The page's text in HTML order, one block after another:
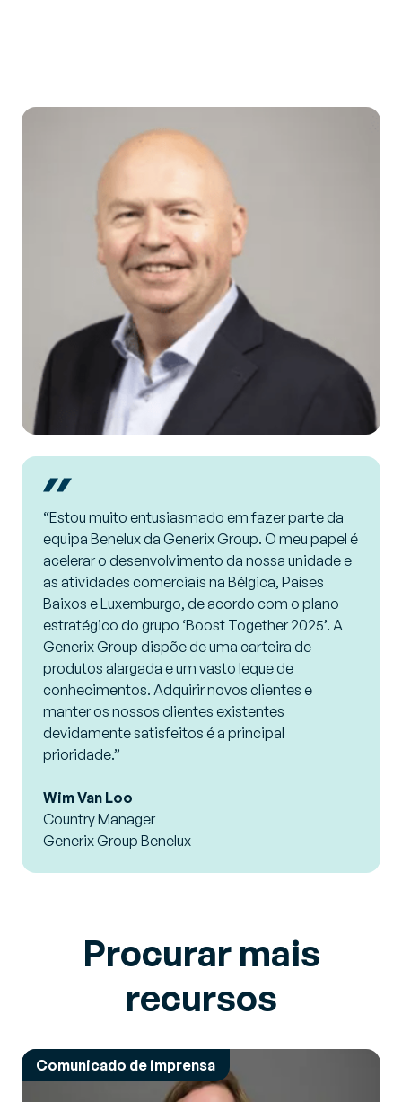
“Estou muito entusiasmado em fazer parte da
equipa Benelux da Generix Group. O meu papel é
acelerar o desenvolvimento da nossa unidade e
as atividades comerciais na Bélgica, Países
Baixos e Luxemburgo, de acordo com o plano
estratégico do grupo ‘Boost Together 2025’. A
Generix Group dispõe de uma carteira de
produtos alargada e um vasto leque de
conhecimentos. Adquirir novos clientes e
manter os nossos clientes existentes
devidamente satisfeitos é a principal
prioridade.”
Wim Van Loo
Country Manager
Generix Group Benelux
Procurar mais
recursos
Comunicado de imprensa